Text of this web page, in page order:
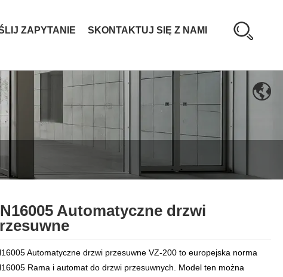
ZAPYTANIE SKONTAKTUJ SIĘ Z NAMI
Automatyczne drzwi
Automatyczne drzwi przesuwne VZ-200 to europejska norma
Rama i automat do drzwi przesuwnych. Model ten można